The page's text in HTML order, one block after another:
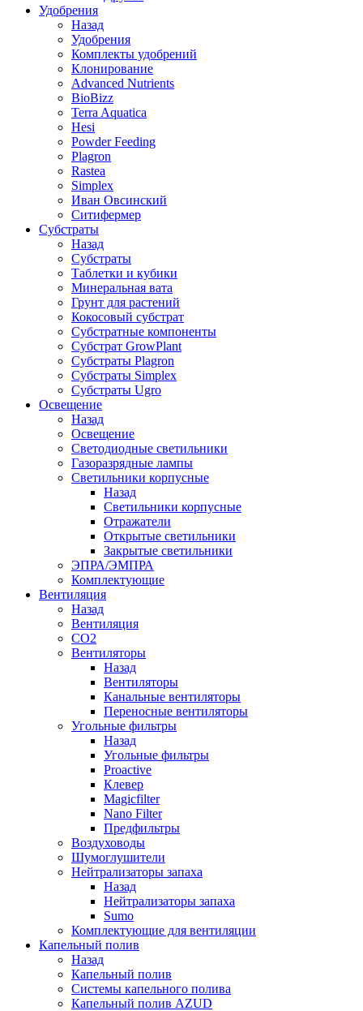
Удобрения
Назад
Удобрения
Комплекты удобрений
Клонирование
Advanced Nutrients
BioBizz
Terra Aquatica
Hesi
Powder Feeding
Plagron
Rastea
Simplex
Иван Овсинский
Ситифермер
Субстраты
Назад
Субстраты
Таблетки и кубики
Минеральная вата
Грунт для растений
Кокосовый субстрат
Субстратные компоненты
Субстрат GrowPlant
Субстраты Plagron
Субстраты Simplex
Субстраты Ugro
Освещение
Назад
Освещение
Светодиодные светильники
Газоразрядные лампы
Светильники корпусные
Назад
Светильники корпусные
Отражатели
Открытые светильники
Закрытые светильники
ЭПРА/ЭМПРА
Комплектующие
Вентиляция
Назад
Вентиляция
СО2
Вентиляторы
Назад
Вентиляторы
Канальные вентиляторы
Переносные вентиляторы
Угольные фильтры
Назад
Угольные фильтры
Proactive
Клевер
Magicfilter
Nano Filter
Предфильтры
Воздуховоды
Шумоглушители
Нейтрализаторы запаха
Назад
Нейтрализаторы запаха
Sumo
Комплектующие для вентиляции
Капельный полив
Назад
Капельный полив
Системы капельного полива
Капельный полив AZUD